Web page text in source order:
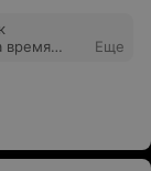
время
не
Еще